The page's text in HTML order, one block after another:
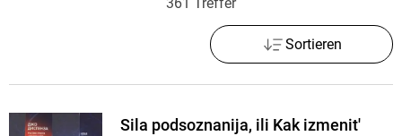
Sortieren
Sila podsoznanija, ili Kak izmenit'